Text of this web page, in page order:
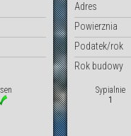
Adres
Powierznia
Podatek/rok
Rok budowy
Sypialnie
1